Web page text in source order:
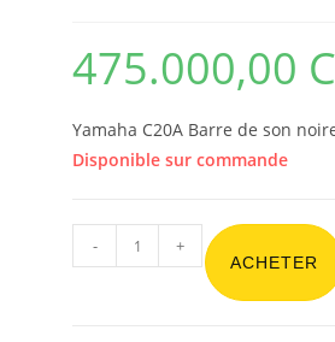
475.000,00
Yamaha C20A Barre de son
Disponible sur commande
- +
ACHETER